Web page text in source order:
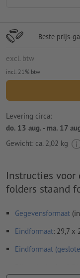
Beste prijs-
excl. btw
incl. 21% btw
Levering circa:
do. 13 aug. - ma. 17
Gewicht: ca. 2,02 kg
Instructies voor
folders staand
Gegevensformaat
Eindformaat: 29,7 x
Eindformaat